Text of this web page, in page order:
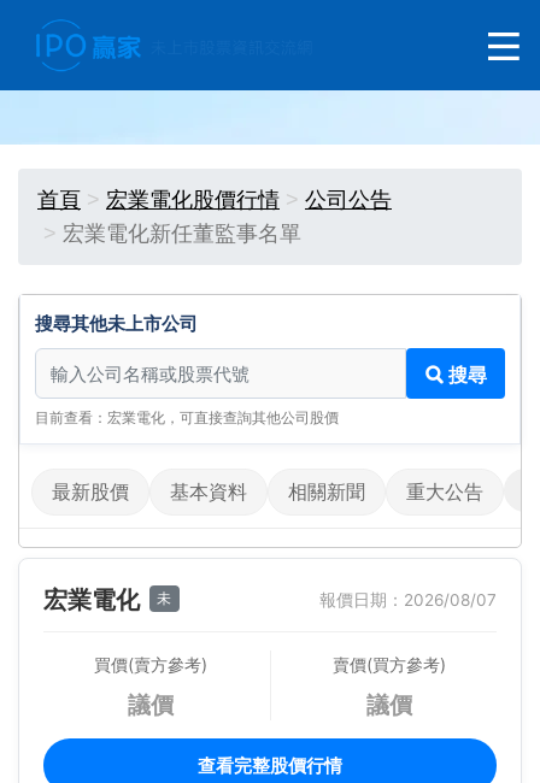
首頁 宏業電化股價行情
公司公告
宏業電化新任董監事名單
搜尋其他未上市公司
搜尋其他未上市公司
搜尋
目前查看：宏業電化，可直接查詢其他公司股價
最新股價 基本資料 相關新聞 重大公告
宏業電化 未 報價日期：2026/08/07
買價(賣方參考)
議價
賣價(買方參考)
議價
查看完整股價行情